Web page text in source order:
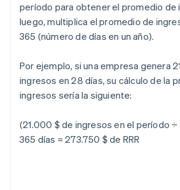
período para obtener el promedio de
luego, multiplica el promedio de
365 (número de días en un año).
Por ejemplo, si una empresa genera
ingresos en 28 días, su cálculo de la
ingresos sería la siguiente:
(21.000 $ de ingresos en el período
365 días = 273.750 $ de RRR